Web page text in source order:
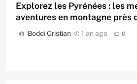
Explorez les Pyrénées : les
aventures en montagne près
Bodei Cristian 1 an ago 0